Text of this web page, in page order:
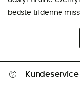
bedste til denne
Kundeservice